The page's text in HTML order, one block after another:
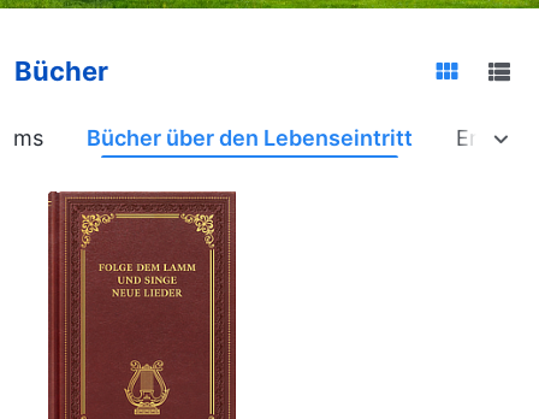
Bücher
Bücher über den Lebenseintritt